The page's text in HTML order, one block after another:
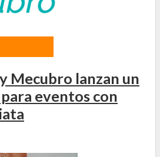
Mecubro lanzan un
eventos con